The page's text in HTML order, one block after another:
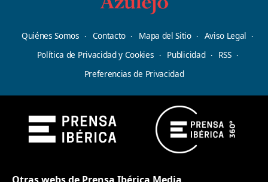
Quiénes Somos Contacto Mapa del Sitio
Aviso Legal
Política de Privacidad y Cookies
Publicidad
RSS
Preferencias de Privacidad